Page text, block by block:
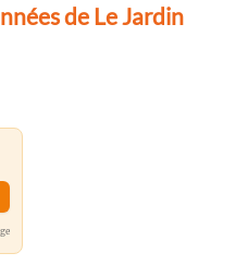
de Le Jardin